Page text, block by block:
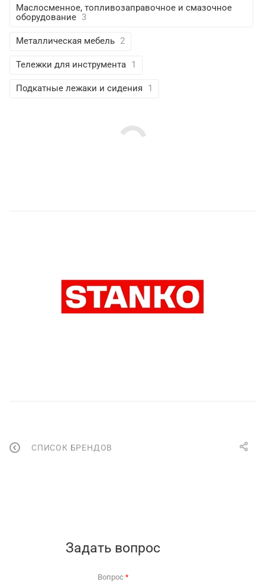
Маслосменное, топливозаправочное и смазочное
оборудование 3
Металлическая мебель 2
Тележки для инструмента 1
Подкатные лежаки и сидения 1
СПИСОК БРЕНДОВ
Задать вопрос
Вопрос *